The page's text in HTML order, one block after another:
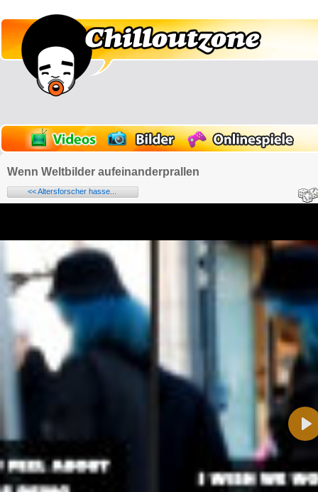
Wenn Weltbilder aufeinanderprallen
<< Altersforscher hasse...
Name: